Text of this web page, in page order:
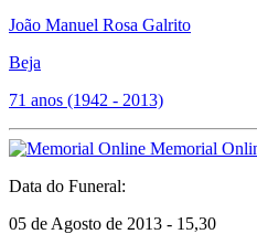
João Manuel Rosa Galrito
Beja
71 anos (1942 - 2013)
Memorial
Data do Funeral:
05 de Agosto de 2013 - 15,30